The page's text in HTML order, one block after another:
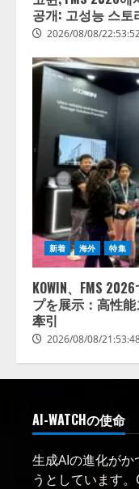
공개: 고성능 스토
2026/08/08/
新着 海外 特集
KOWIN、FMS
プを展示：高性
牽引
2026/08/08/
AI-WATCHの使命
生成AIの進化が
うとしています